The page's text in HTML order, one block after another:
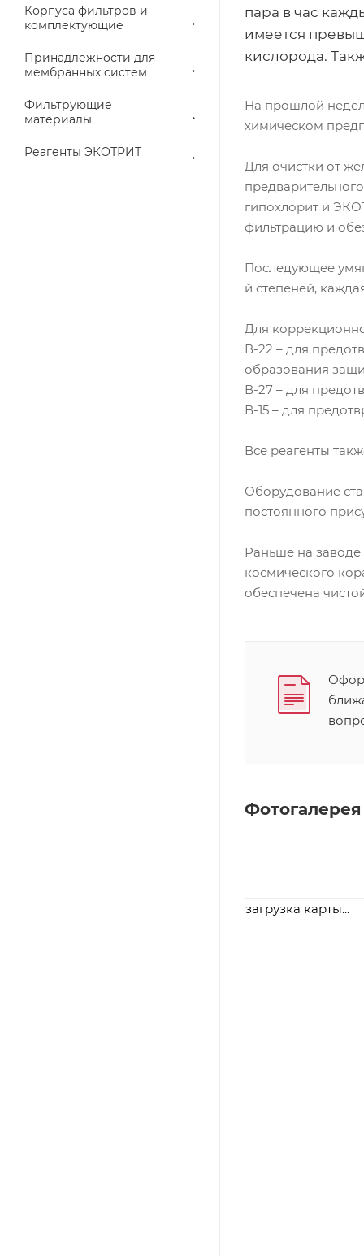
Корпуса фильтров и
комплектующие
Принадлежности для
мембранных систем
Фильтрующие
материалы
Реагенты ЭКОТРИТ
пара в час
имеется
кислорода.
На прошлой
химическом
Для очистки от
гипохлорит и
фильтрацию и
Последующее
й степеней,
Для
В-22 – для
образования
В-27 – для
В-15 – для
Все реагенты
Оборудование
постоянного
Раньше на
космического
обеспечена
Фотогалерея
загрузка карты...